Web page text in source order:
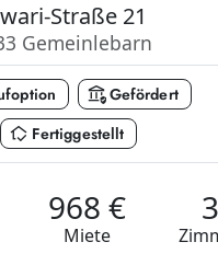
Straße 21
Gemeinlebarn
assured_workloadGefördert
in_home_mode Fertiggestellt
968 €
Miete
3